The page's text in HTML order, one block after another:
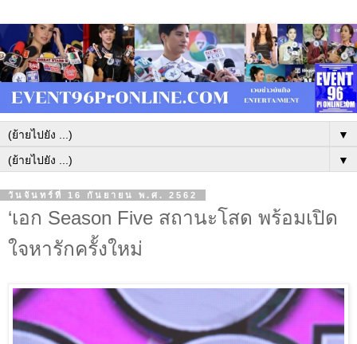
▼
▼
วันจันทร์ที่ 16 กันยายน พ.ศ. 2562
‘เอก Season Five สถานะโสด พร้อมเปิด
ใจหารักครั้งใหม่